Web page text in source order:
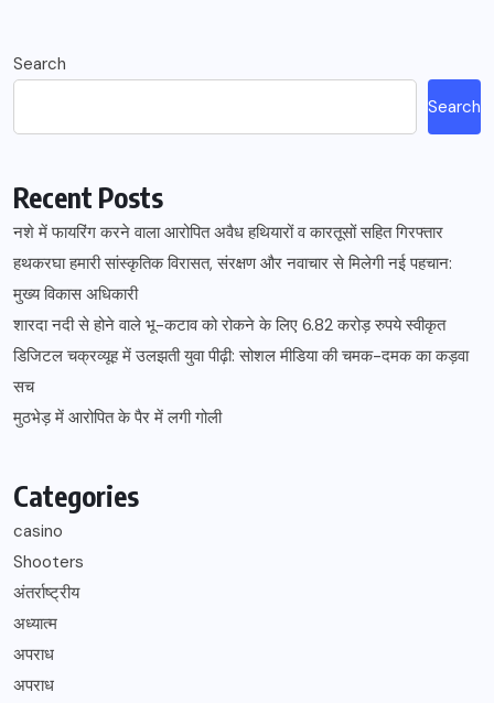
Search
Search
Recent Posts
नशे में फायरिंग करने वाला आरोपित अवैध हथियारों व कारतूसों सहित गिरफ्तार
हथकरघा हमारी सांस्कृतिक विरासत, संरक्षण और नवाचार से मिलेगी नई पहचान:
मुख्य विकास अधिकारी
शारदा नदी से होने वाले भू-कटाव को रोकने के लिए 6.82 करोड़ रुपये स्वीकृत
डिजिटल चक्रव्यूह में उलझती युवा पीढ़ी: सोशल मीडिया की चमक-दमक का कड़वा
सच
मुठभेड़ में आरोपित के पैर में लगी गोली
Categories
casino
Shooters
अंतर्राष्ट्रीय
अध्यात्म
अपराध
अपराध